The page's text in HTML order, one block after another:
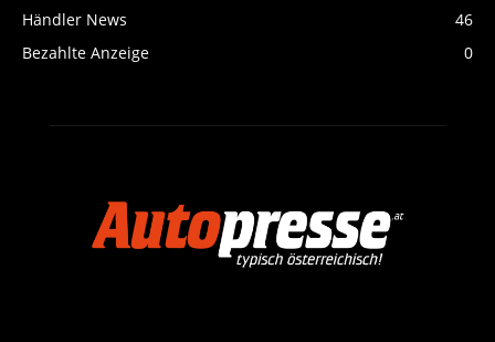
Händler News
46
Bezahlte Anzeige
0